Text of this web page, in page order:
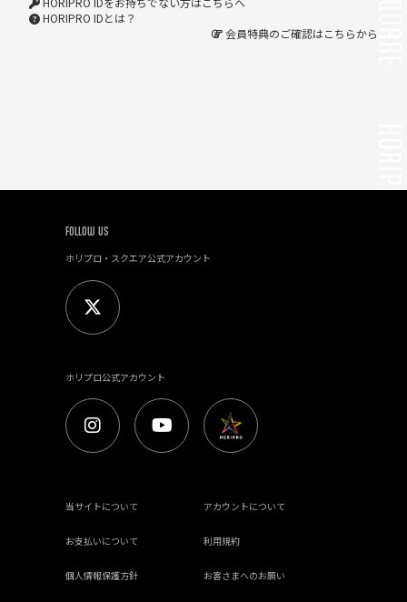
HORIPRO IDとは？
会員特典のご確認はこちらから
FOLLOW US
ホリプロ・スクエア公式アカウント
ホリプロ公式アカウント
当サイトについて アカウントについて
お支払いについて 利用規約
個人情報保護方針 お客さまへのお願い